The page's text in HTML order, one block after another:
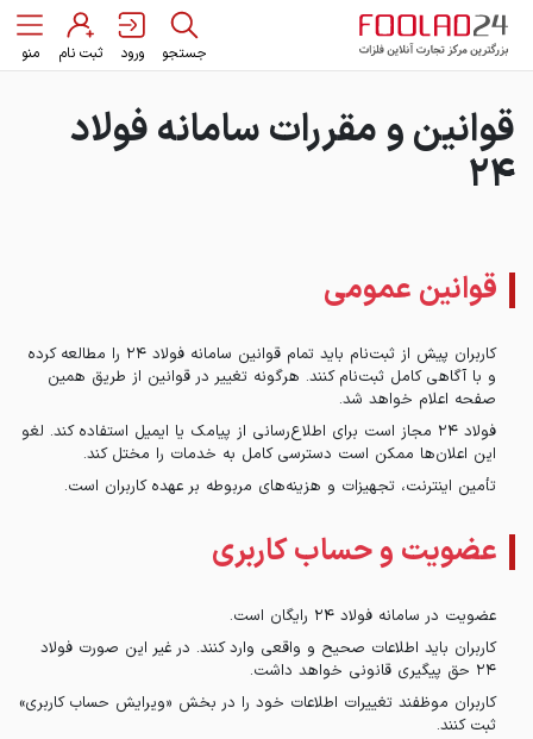
جستجو ورود ثبت نام منو
قوانین و مقررات سامانه فولاد
۲۴
قوانین عمومی
کاربران پیش از ثبت‌نام باید تمام قوانین سامانه فولاد ۲۴ را مطالعه کرده
و با آگاهی کامل ثبت‌نام کنند. هرگونه تغییر در قوانین از طریق همین
صفحه اعلام خواهد شد.
فولاد ۲۴ مجاز است برای اطلاع‌رسانی از پیامک یا ایمیل استفاده کند. لغو
این اعلان‌ها ممکن است دسترسی کامل به خدمات را مختل کند.
تأمین اینترنت، تجهیزات و هزینه‌های مربوطه بر عهده کاربران است.
عضویت و حساب کاربری
عضویت در سامانه فولاد ۲۴ رایگان است.
کاربران باید اطلاعات صحیح و واقعی وارد کنند. در غیر این صورت فولاد
۲۴ حق پیگیری قانونی خواهد داشت.
کاربران موظفند تغییرات اطلاعات خود را در بخش «ویرایش حساب کاربری»
ثبت کنند.